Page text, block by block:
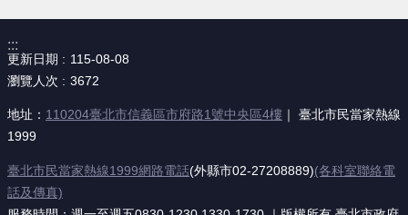
:::
更新日期
115-08-08
瀏覽人次
3672
地址： 110204臺北市信義區市府路1號中央區4樓 ｜ 臺北市民當家熱線
1999
臺北市民當家熱線1999網路電話(外縣市02-27208889)(各科室聯絡電
話及傳真)